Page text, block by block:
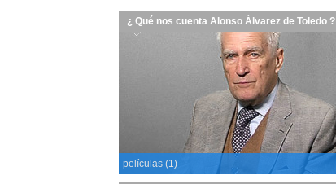
¿ Qué nos cuenta Alonso Álvarez de Toledo ?
películas (1)